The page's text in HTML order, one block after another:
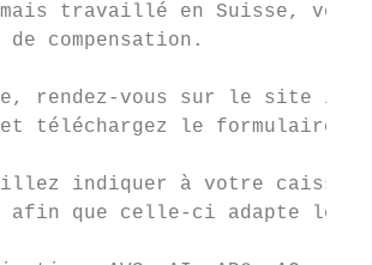
travaillé en Suisse, vous
compensation.
rendez-vous sur le site
et téléchargez le formulaire de
indiquer à votre caisse
que celle-ci adapte le